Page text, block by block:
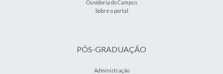
Ouvidoria do Campus
Sobre o portal
PÓS-GRADUAÇÃO
Administração